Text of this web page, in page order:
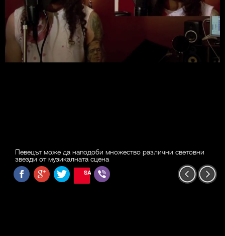
Певецът може да наподоби множество различни световни
звезди от музикалната сцена
SAVE